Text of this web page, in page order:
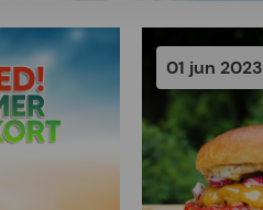
01 jun 2023